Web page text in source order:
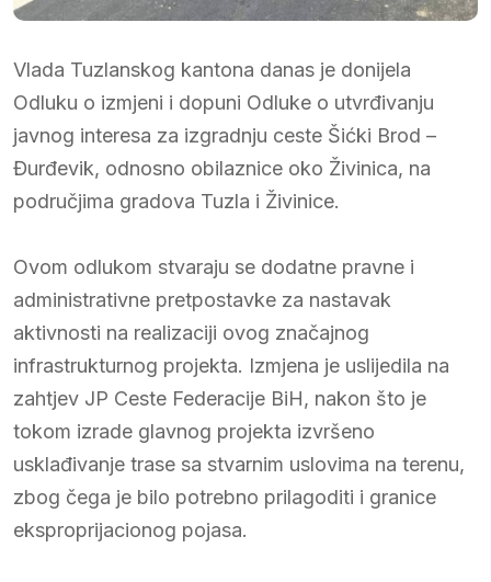
Vlada Tuzlanskog kantona danas je donijela
Odluku o izmjeni i dopuni Odluke o utvrđivanju
javnog interesa za izgradnju ceste Šićki Brod –
Đurđevik, odnosno obilaznice oko Živinica, na
područjima gradova Tuzla i Živinice.
Ovom odlukom stvaraju se dodatne pravne i
administrativne pretpostavke za nastavak
aktivnosti na realizaciji ovog značajnog
infrastrukturnog projekta. Izmjena je uslijedila na
zahtjev JP Ceste Federacije BiH, nakon što je
tokom izrade glavnog projekta izvršeno
usklađivanje trase sa stvarnim uslovima na terenu,
zbog čega je bilo potrebno prilagoditi i granice
eksproprijacionog pojasa.